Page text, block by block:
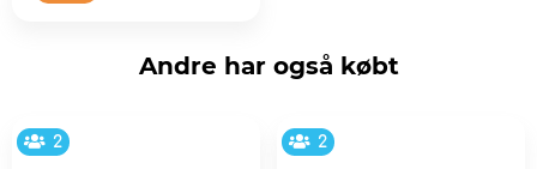
Andre har også købt
2 2